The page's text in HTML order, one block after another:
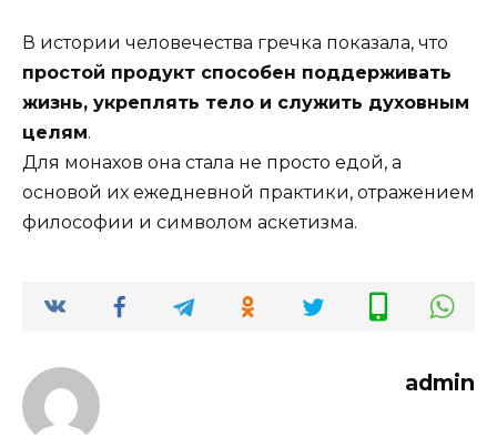
В истории человечества гречка показала, что
простой продукт способен поддерживать
жизнь, укреплять тело и служить духовным
целям.
Для монахов она стала не просто едой, а
основой их ежедневной практики, отражением
философии и символом аскетизма.
admin